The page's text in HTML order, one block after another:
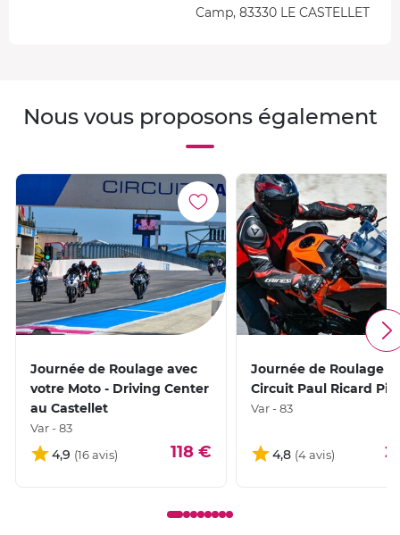
Camp, 83330 LE CASTELLET
Nous vous proposons également
Journée de Roulage avec
votre Moto - Driving Center
au Castellet
Var - 83
4,9 118 €
Journée de Roulage
Circuit Paul Ricard
Var - 83
4,8